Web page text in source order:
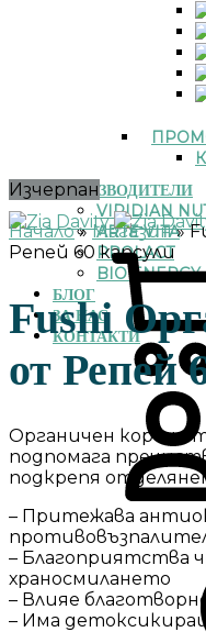
ПРОИЗВОДИТЕЛИ
VIRIDIAN
ARTE VITA
PROLACT
BIO ENERGY
БЛОГ
ЗА НАС
КОНТАКТИ
Изчерпан
Начало»Магазин»
Репей 60 капсули
Fushi
от Репей
Органичен корен
подпомага
подкрепя
– Притежава
– Благоприятства
храносмилането
– Влияе
– Има